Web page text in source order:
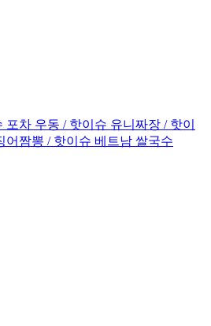
포차 우동 / 핫이슈 유니짜장 / 핫이
어짬뽕 / 핫이슈 베트남 쌀국수